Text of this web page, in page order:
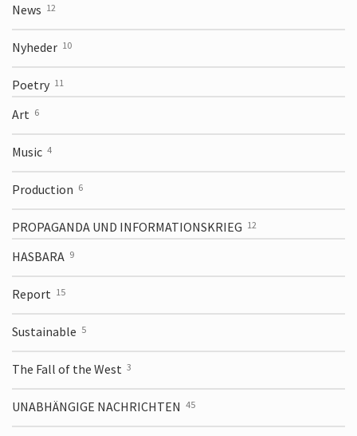
News 12
Nyheder 10
Poetry 11
Art 6
Music 4
Production 6
PROPAGANDA UND INFORMATIONS­KRIEG 12
HASBARA 9
Report 15
Sustainable 5
The Fall of the West 3
UNABHÄNGIGE NACHRICHTEN 45